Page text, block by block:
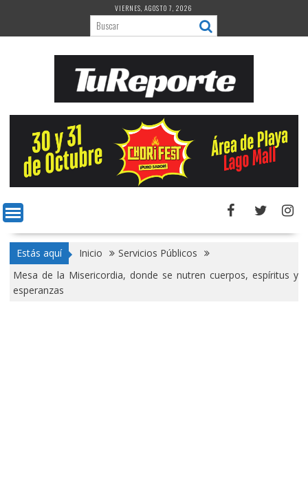
contenido
VIERNES, AGOSTO 7, 2026
Estás aquí Inicio
Servicios Públicos
Mesa de la Misericordia, donde se nutren cuerpos, espíritus y
esperanzas